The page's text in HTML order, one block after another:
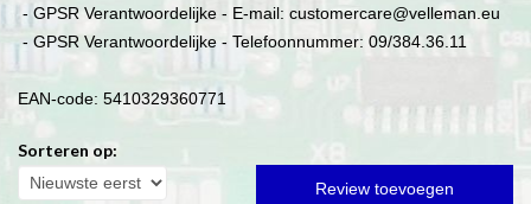
- GPSR Verantwoordelijke - E-mail: customercare@velleman.eu
- GPSR Verantwoordelijke - Telefoonnummer: 09/384.36.11
EAN-code: 5410329360771
Sorteren op:
Review toevoegen